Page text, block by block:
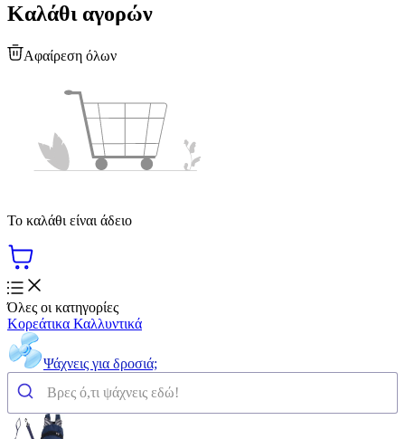
Καλάθι αγορών
Αφαίρεση όλων
Το καλάθι είναι άδειο
Όλες οι κατηγορίες
Κορεάτικα Καλλυντικά
Ψάχνεις για δροσιά;